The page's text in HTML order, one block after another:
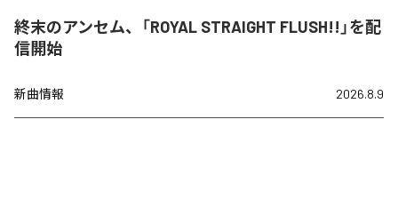
終末のアンセム、「ROYAL STRAIGHT FLUSH!!」を配
信開始
新曲情報 2026.8.9